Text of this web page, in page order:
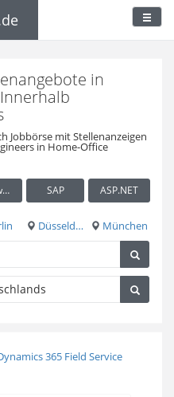
in
Jobbörse mit Stellenanzeigen
in Home-Office
Hardware / Embedded SAP ASP.NET
Düsseldorf München
365 Field Service